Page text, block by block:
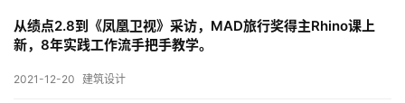
建
从绩点2.8到《凤凰卫视》采访，MAD旅行奖得主Rhino课上
新，8年实践工作流手把手教学。
2021-12-20 建筑设计